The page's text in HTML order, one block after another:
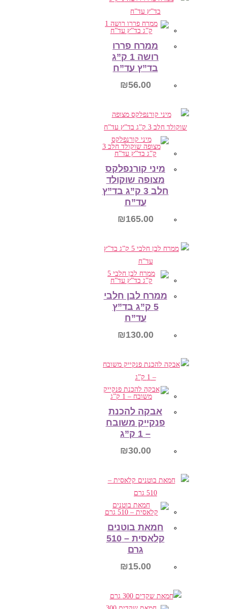
הוספה לסל
ממרח פררו
רושה 1 ק”ג
בד”ץ עד”ח
₪56.00
הוספה לסל
מיני קורנפלקס
מצופה שוקולד
חלב 3 ק”ג בד”ץ
עד”ח
₪165.00
הוספה לסל
ממרח לבן חלבי
5 ק”ג בד”ץ
עד”ח
₪130.00
הוספה לסל
אבקה להכנת
פנקייק משובח
– 1 ק”ג
₪30.00
הוספה לסל
חמאת בוטנים
קלאסית – 510
גרם
₪15.00